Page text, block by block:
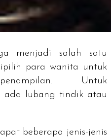
menjadi salah satu
para wanita untuk
Untuk
ada lubang tindik atau
beberapa jenis-jenis